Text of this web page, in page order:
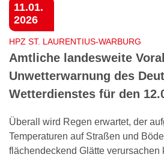
11.01.
2026
HPZ ST. LAURENTIUS-WARBURG
Amtliche landesweite
Unwetterwarnung des
Wetterdienstes für den
Überall wird Regen erwartet, der
Temperaturen auf Straßen und
flächendeckend Glätte verursachen